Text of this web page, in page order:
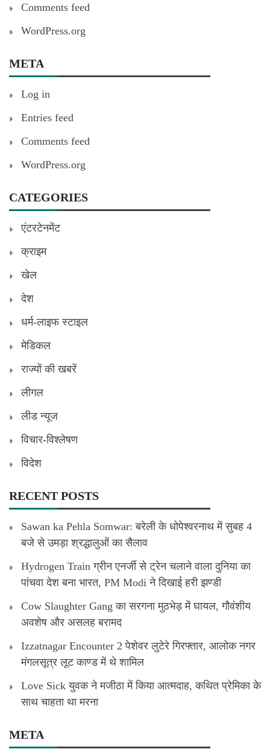
Comments feed
WordPress.org
META
Log in
Entries feed
Comments feed
WordPress.org
CATEGORIES
एंटरटेनमेंट
क्राइम
खेल
देश
धर्म-लाइफ स्टाइल
मेडिकल
राज्यों की खबरें
लीगल
लीड न्यूज
विचार-विश्लेषण
विदेश
RECENT POSTS
Sawan ka Pehla Somwar: बरेली के धोपेश्वरनाथ में सुबह 4
बजे से उमड़ा श्रद्धालुओं का सैलाव
Hydrogen Train ग्रीन एनर्जी से ट्रेन चलाने वाला दुनिया का
पांचवा देश बना भारत, PM Modi ने दिखाई हरी झण्डी
Cow Slaughter Gang का सरगना मुठभेड़ में घायल, गौवंशीय
अवशेष और असलह बरामद
Izzatnagar Encounter 2 पेशेवर लुटेरे गिरफ्तार, आलोक नगर
मंगलसूत्र लूट काण्‍ड में थे शामिल
Love Sick युवक ने मजीठा में किया आत्मदाह, कथित प्रेमिका के
साथ चाहता था मरना
META